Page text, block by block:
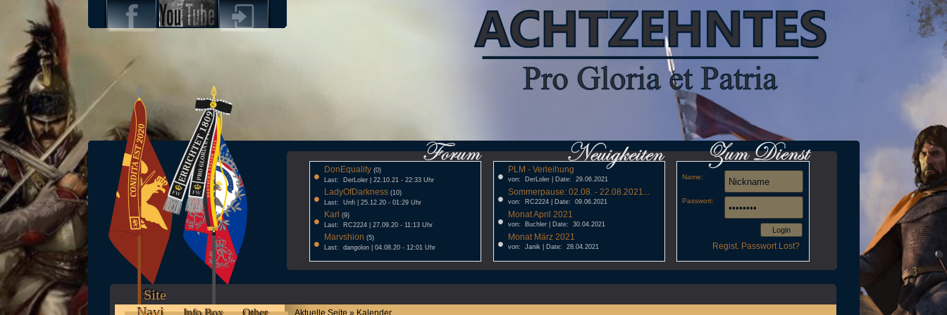
• DonEquality(0)
Last: DerLoler | 22.10.21 - 22:33 Uhr
• LadyOfDarkness(10)
Last: Unfi | 25.12.20 - 01:29 Uhr
• Karl (9)
Last: RC2224 | 27.09.20 - 11:13 Uhr
• Marvshion (5)
Last: dangolon | 04.08.20 - 12:01 Uhr
• PLM - Verleihung
von: DerLoler | Date: 29.06.2021
• Sommerpause: 02.08. - 22.08.2021...
von: RC2224 | Date: 09.06.2021
• Monat April 2021
von: Buchler | Date: 30.04.2021
• Monat März 2021
von: Janik | Date: 28.04.2021
Name:
Passwort:
Login
Regist. Passwort Lost?
Site
Aktuelle Seite » Kalender